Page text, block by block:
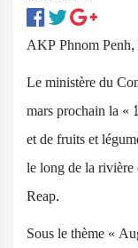
AKP Phnom
Le ministère du
mars prochain la «
et de fruits et
le long de la
Reap.
Sous le thème «